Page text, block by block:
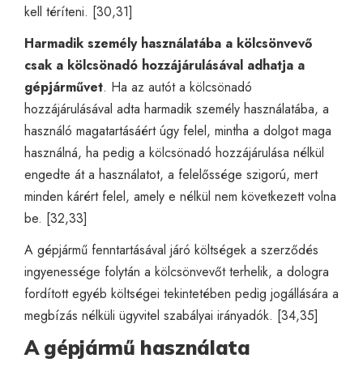
kell téríteni. [30,31]
Harmadik személy használatába a kölcsönvevő
csak a kölcsönadó hozzájárulásával adhatja a
gépjárművet. Ha az autót a kölcsönadó
hozzájárulásával adta harmadik személy használatába, a
használó magatartásáért úgy felel, mintha a dolgot maga
használná, ha pedig a kölcsönadó hozzájárulása nélkül
engedte át a használatot, a felelőssége szigorú, mert
minden kárért felel, amely e nélkül nem következett volna
be. [32,33]
A gépjármű fenntartásával járó költségek a szerződés
ingyenessége folytán a kölcsönvevőt terhelik, a dologra
fordított egyéb költségei tekintetében pedig jogállására a
megbízás nélküli ügyvitel szabályai irányadók. [34,35]
A gépjármű használata